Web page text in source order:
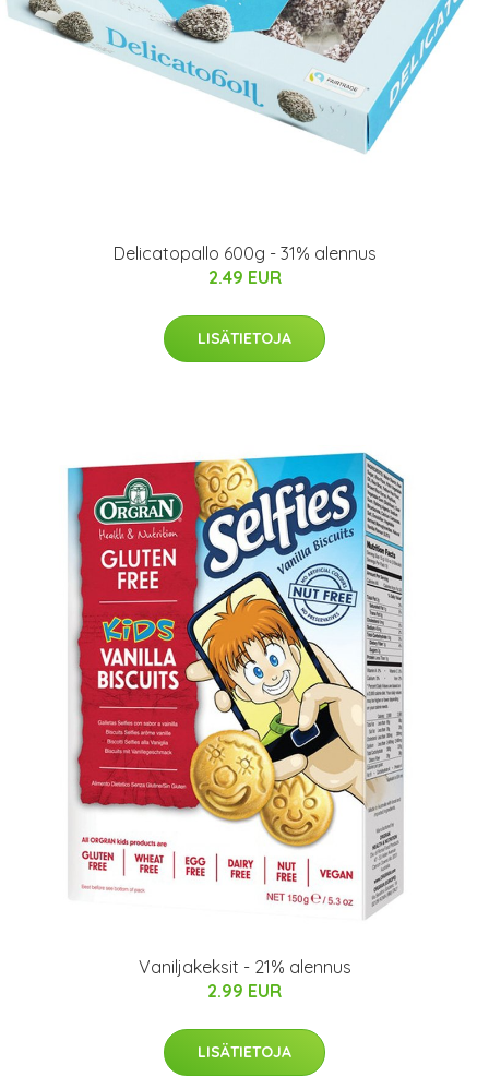
Delicatopallo 600g - 31% alennus
2.49 EUR
LISÄTIETOJA
Vaniljakeksit - 21% alennus
2.99 EUR
LISÄTIETOJA